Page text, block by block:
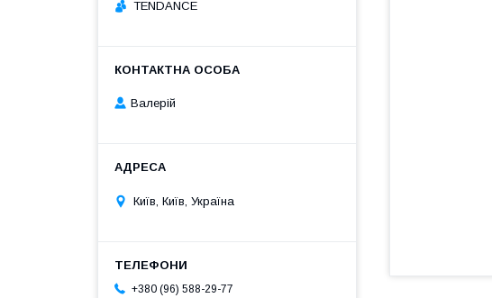
TENDANCE
Валерій
Київ, Київ, Україна
+380 (96) 588-29-77